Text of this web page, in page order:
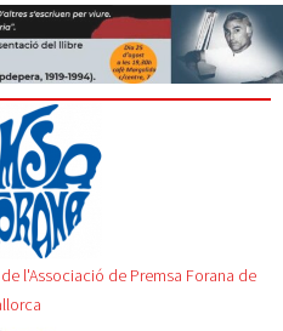
l'Associació de Premsa Forana de